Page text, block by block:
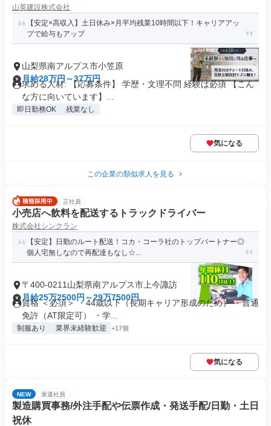
山英建設株式会社
【安定×高収入】土日休み×月平均残業10時間以下！キャリアアッ
プで給与もアップ
山梨県南アルプス市小笠原
月給28万円～37万円
求める人材: 【応募条件】 学歴・文理不問 経験は必須 【こん
な方に向いています】...
即日勤務OK 残業なし
気になる
この企業の類似求人を見る
正社員
小売店へ飲料を配送するトラックドライバー
株式会社シンクラン
【安定】日勤のルート配送！コカ・コーラ社のトップパートナー◎
個人宅無しなので再配達もなし☆...
〒400-0211山梨県南アルプス市上今諏訪
月給25万2500円～29万7500円
資格 ＜必須＞ ・44歳以下（長期キャリア形成のため） ・普通
免許（AT限定可） ・学...
制服あり 業界未経験歓迎 +17個
気になる
NEW 派遣社員
製造購買事務/外注手配や伝票作成・発送手配/日勤・土日
祝休